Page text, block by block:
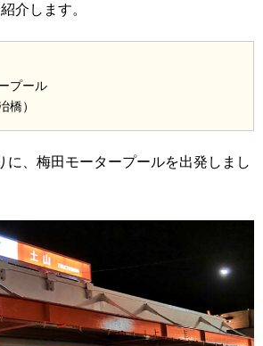
介します。
プール
橋）
に、梅田モータープールを出発しまし